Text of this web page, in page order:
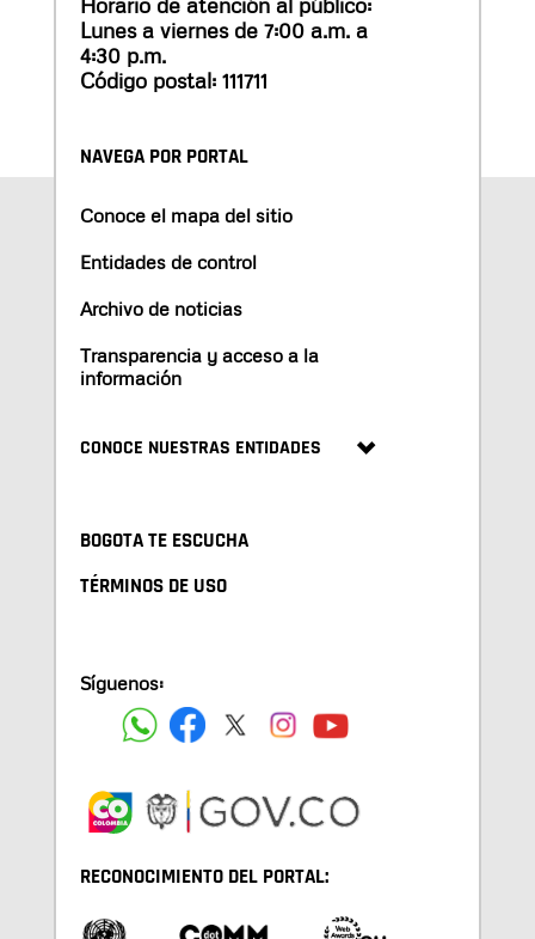
Lunes a viernes de 7:00 a.m. a
4:30 p.m.
Código postal: 111711
NAVEGA POR PORTAL
Conoce el mapa del sitio
Entidades de control
Archivo de noticias
Transparencia y acceso a la
información
CONOCE NUESTRAS ENTIDADES
BOGOTA TE ESCUCHA
TÉRMINOS DE USO
Síguenos:
RECONOCIMIENTO DEL PORTAL: